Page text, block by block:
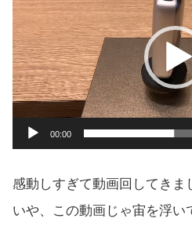
画
プ
レ
ー
00:00
感動しすぎて動画回してきま
いや、この動画じゃ宙を浮